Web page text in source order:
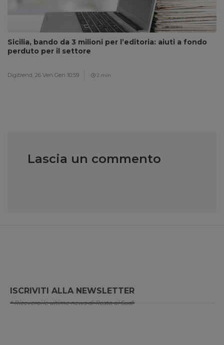
Sicilia, bando da 3 milioni per l’editoria: aiuti a fondo
perduto per il settore
Digitrend, 26 Ven Gen 10:59 2 min
Lascia un commento
ISCRIVITI ALLA NEWSLETTER
* Riceverai le ultime news di Resto al Sud!